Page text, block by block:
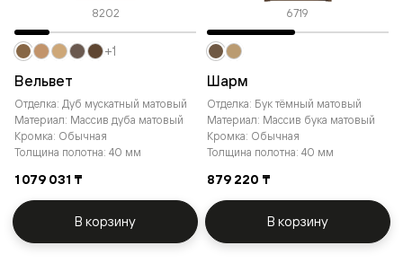
8202
Вельвет
Отделка: Дуб мускатный матовый
Материал: Массив дуба матовый
Кромка: Обычная
Толщина полотна: 40 мм
1 079 031 ₸
+1
В корзину
6719
Шарм
Отделка: Бук тёмный матовый
Материал: Массив бука матовый
Кромка: Обычная
Толщина полотна: 40 мм
879 220 ₸
В корзину